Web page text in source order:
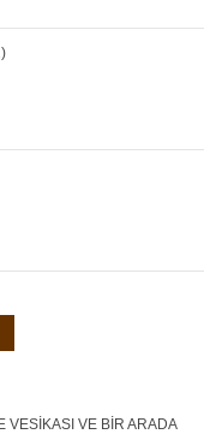
VESİKASI VE BİR ARADA